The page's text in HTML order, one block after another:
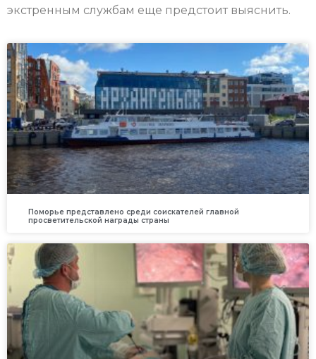
экстренным службам еще предстоит выяснить.
Поморье представлено среди соискателей главной
просветительской награды страны